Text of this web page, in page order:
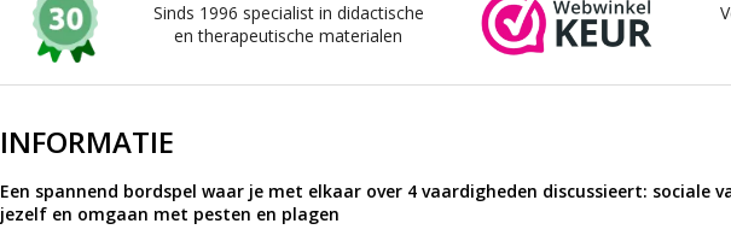
Sinds 1996 specialist in didactische
en therapeutische materialen
INFORMATIE
Een spannend bordspel waar je met elkaar over 4 vaardigheden discussieert: sociale
jezelf en omgaan met pesten en plagen